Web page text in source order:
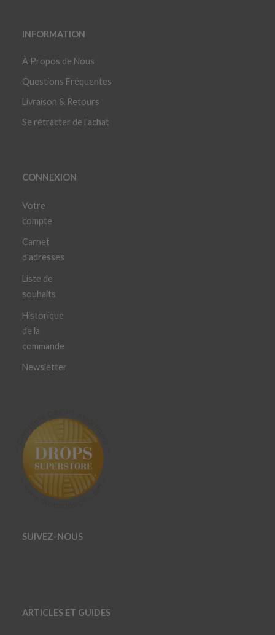
INFORMATION
À Propos de Nous
Questions Fréquentes
Livraison & Retours
Se rétracter de l’achat
CONNEXION
Votre
compte
Carnet
d'adresses
Liste de
souhaits
Historique
de la
commande
Newsletter
SUIVEZ-NOUS
ARTICLES ET GUIDES